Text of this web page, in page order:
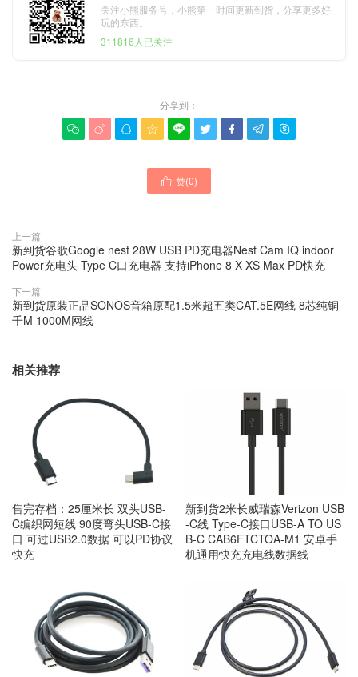
关注小熊服务号，小熊第一时间更新到货，分享更多好
玩的东西。
311816人已关注
分享到：
        
 赞(0)
上一篇
新到货谷歌Google nest 28W USB PD充电器Nest Cam IQ indoor
Power充电头 Type C口充电器 支持iPhone 8 X XS Max PD快充
下一篇
新到货原装正品SONOS音箱原配1.5米超五类CAT.5E网线 8芯纯铜
千M 1000M网线
相关推荐
售完存档：25厘米长 双头USB-
C编织网短线 90度弯头USB-C接
口 可过USB2.0数据 可以PD协议
快充
新到货2米长威瑞森Verizon USB
-C线 Type-C接口USB-A TO US
B-C CAB6FTCTOA-M1 安卓手
机通用快充充电线数据线